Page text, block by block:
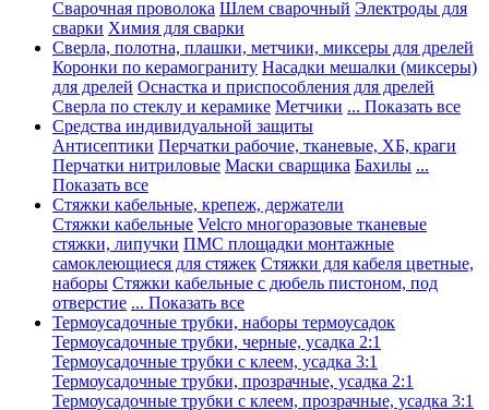
Сварочная проволока Шлем сварочный Электроды для
сварки Химия для сварки
Сверла, полотна, плашки, метчики, миксеры для дрелей
Коронки по керамограниту Насадки мешалки (миксеры)
для дрелей Оснастка и приспособления для дрелей
Сверла по стеклу и керамике Метчики ... Показать все
Средства индивидуальной защиты
Антисептики Перчатки рабочие, тканевые, ХБ, краги
Перчатки нитриловые Маски сварщика Бахилы ...
Показать все
Стяжки кабельные, крепеж, держатели
Стяжки кабельные Velcro многоразовые тканевые
стяжки, липучки ПМС площадки монтажные
самоклеющиеся для стяжек Стяжки для кабеля цветные,
наборы Стяжки кабельные с дюбель пистоном, под
отверстие ... Показать все
Термоусадочные трубки, наборы термоусадок
Термоусадочные трубки, черные, усадка 2:1
Термоусадочные трубки с клеем, усадка 3:1
Термоусадочные трубки, прозрачные, усадка 2:1
Термоусадочные трубки с клеем, прозрачные, усадка 3:1